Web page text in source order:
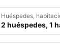
Huéspedes,
2 huéspedes, 1